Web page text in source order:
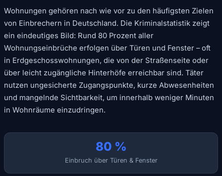
Wohnungen gehören nach wie vor zu den häufigsten Zielen
von Einbrechern in Deutschland. Die Kriminalstatistik zeigt
ein eindeutiges Bild: Rund 80 Prozent aller
Wohnungseinbrüche erfolgen über Türen und Fenster – oft
in Erdgeschosswohnungen, die von der Straßenseite oder
über leicht zugängliche Hinterhöfe erreichbar sind. Täter
nutzen ungesicherte Zugangspunkte, kurze Abwesenheiten
und mangelnde Sichtbarkeit, um innerhalb weniger Minuten
in Wohnräume einzudringen.
80 %
Einbruch über Türen & Fenster